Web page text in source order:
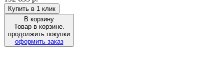
Купить в 1 клик
В корзину
Товар в корзине.
продолжить покупки
оформить заказ